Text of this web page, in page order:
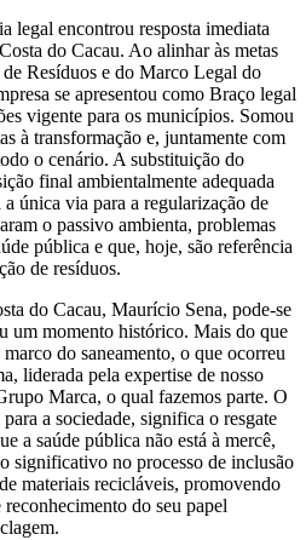
legal encontrou resposta imediata
do Cacau. Ao alinhar às metas
Resíduos e do Marco Legal do
se apresentou como Braço legal
vigente para os municípios. Somou
à transformação e, juntamente com
o cenário. A substituição do
final ambientalmente adequada
única via para a regularização de
o passivo ambienta, problemas
pública e que, hoje, são referência
de resíduos.
do Cacau, Maurício Sena, pode-se
um momento histórico. Mais do que
do saneamento, o que ocorreu
liderada pela expertise de nosso
Marca, o qual fazemos parte. O
a sociedade, significa o resgate
a saúde pública não está à mercê,
significativo no processo de inclusão
materiais recicláveis, promovendo
do seu papel